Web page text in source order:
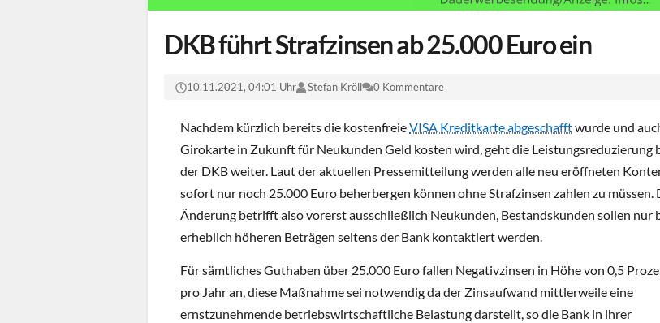
DKB führt Strafzinsen ab 25.000 Euro ein
10.11.2021, 04:01 Uhr Stefan Kröll 0 Kommentare
Nachdem kürzlich bereits die kostenfreieVISA Kreditkarte abgeschafftwurde und
Girokarte in Zukunft für Neukunden Geld kosten wird, geht die Leistungsreduzierung
der DKB weiter. Laut der aktuellen Pressemitteilung werden alle neu eröffneten
sofort nur noch 25.000 Euro beherbergen können ohne Strafzinsen zahlen zu müssen.
Änderung betrifft also vorerst ausschließlich Neukunden, Bestandskunden sollen nur
erheblich höheren Beträgen seitens der Bank kontaktiert werden.
Für sämtliches Guthaben über 25.000 Euro fallen Negativzinsen in Höhe von 0,5
pro Jahr an, diese Maßnahme sei notwendig da der Zinsaufwand mittlerweile eine
ernstzunehmende betriebswirtschaftliche Belastung darstellt, so die Bank in ihrer